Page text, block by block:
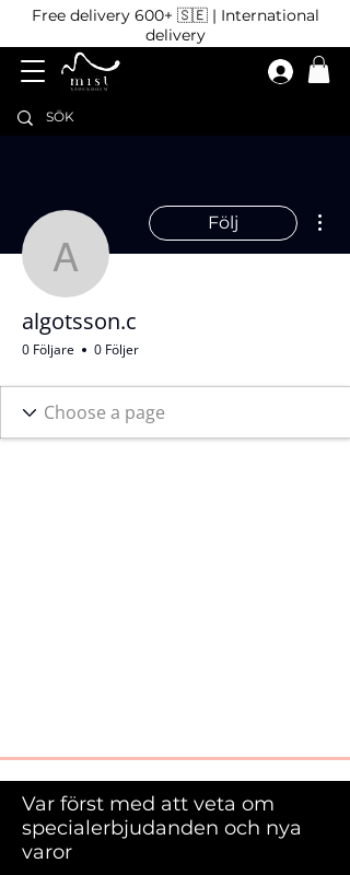
Free delivery 600+ 🇸🇪 | International
delivery
algotsson.c
Följ
algotsson.c
0 Följare 0 Följer
Var först med att veta om
specialerbjudanden och nya
varor